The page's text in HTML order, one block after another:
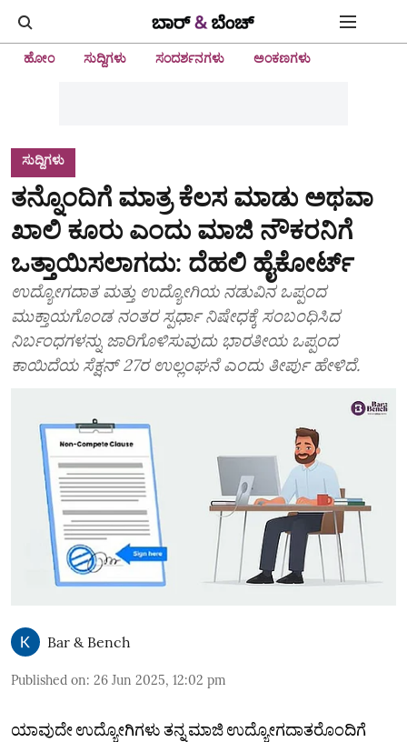
ಹೋಂ ಸುದ್ದಿಗಳು ಸಂದರ್ಶನಗಳು ಅಂಕಣಗಳು
ಸುದ್ದಿಗಳು
ತನ್ನೊಂದಿಗೆ ಮಾತ್ರ ಕೆಲಸ ಮಾಡು ಅಥವಾ
ಖಾಲಿ ಕೂರು ಎಂದು ಮಾಜಿ ನೌಕರನಿಗೆ
ಒತ್ತಾಯಿಸಲಾಗದು: ದೆಹಲಿ ಹೈಕೋರ್ಟ್
ಉದ್ಯೋಗದಾತ ಮತ್ತು ಉದ್ಯೋಗಿಯ ನಡುವಿನ ಒಪ್ಪಂದ
ಮುಕ್ತಾಯಗೊಂಡ ನಂತರ ಸ್ಪರ್ಧಾ ನಿಷೇಧಕ್ಕೆ ಸಂಬಂಧಿಸಿದ
ನಿರ್ಬಂಧಗಳನ್ನು ಜಾರಿಗೊಳಿಸುವುದು ಭಾರತೀಯ ಒಪ್ಪಂದ
ಕಾಯಿದೆಯ ಸೆಕ್ಷನ್ 27ರ ಉಲ್ಲಂಘನೆ ಎಂದು ತೀರ್ಪು ಹೇಳಿದೆ.
Bar & Bench
Published on: 26 Jun 2025, 12:02 pm
ಯಾವುದೇ ಉದ್ಯೋಗಿಗಳು ತನ್ನ ಮಾಜಿ ಉದ್ಯೋಗದಾತರೊಂದಿಗೆ